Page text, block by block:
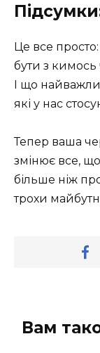
Це все
бути з
І що
які у нас
Тепер ваша
змінює все,
більше ніж
трохи
Вам